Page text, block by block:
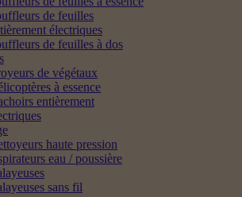
de feuilles
électriques
de feuilles à dos
de végétaux
à essence
entièrement
haute pression
eau / poussière
sans fil